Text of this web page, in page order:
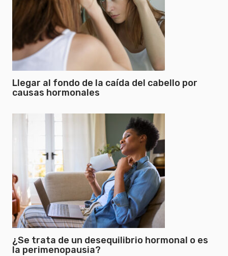
Llegar al fondo de la caída del cabello por
causas hormonales
¿Se trata de un desequilibrio hormonal o es
la perimenopausia?